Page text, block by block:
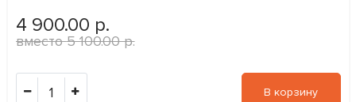
4 900.00 р.
5 100.00 р.
1 В корзину